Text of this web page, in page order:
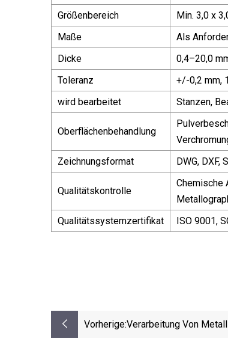
Größenbereich
Min. 3,0 x
Maße
Als
Dicke
0,4–20,0
Toleranz
+/-0,2 mm,
wird bearbeitet
Stanzen,
Oberflächenbehandlung
Zeichnungsformat
DWG, DXF,
Qualitätskontrolle
Chemische
Qualitätssystemzertifikat
ISO 9001,
Vorherige:Verarbeitung Von